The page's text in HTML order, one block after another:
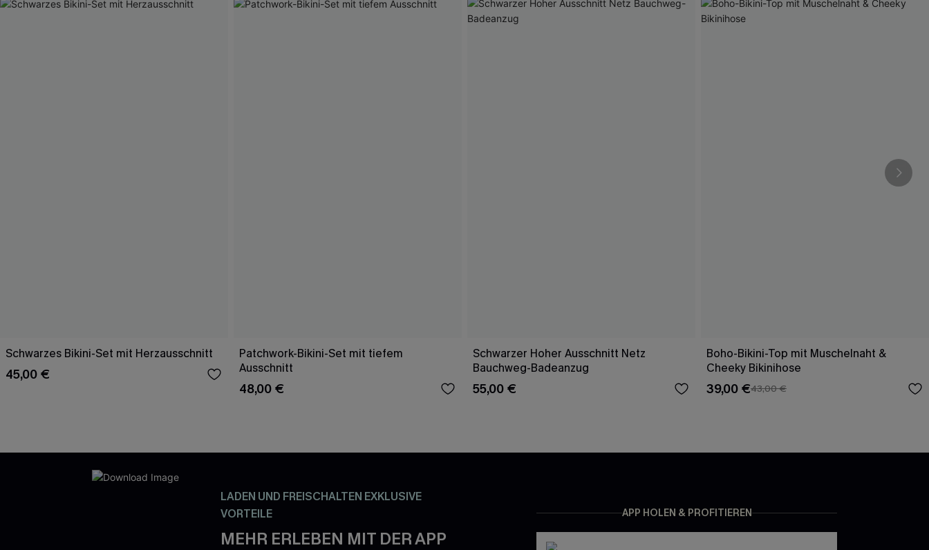
Schwarzes Bikini-Set mit Herzausschnitt
45,00 €
Patchwork-Bikini-Set mit tiefem
Ausschnitt
48,00 €
Schwarzer Hoher Ausschnitt Netz
Bauchweg-Badeanzug
55,00 €
Boho-Bikini-Top mit Muschelnaht &
Cheeky Bikinihose
39,00 €43,00 €
LADEN UND FREISCHALTEN EXKLUSIVE
VORTEILE
MEHR ERLEBEN MIT DER APP
APP HOLEN & PROFITIEREN